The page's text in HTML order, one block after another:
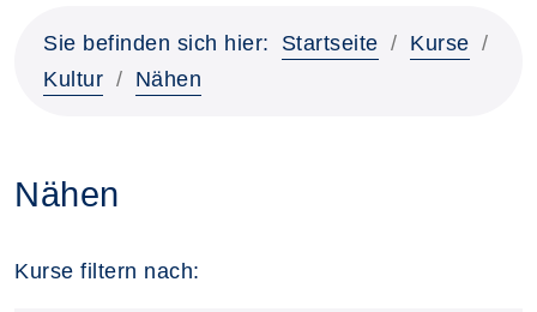
Sie befinden sich hier: Startseite
Kurse
Kultur
Nähen
Nähen
Kurse filtern nach: